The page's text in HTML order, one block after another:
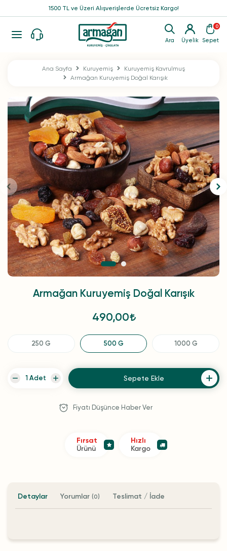
Ara Üyelik
0
Sepet
1500 TL ve Üzeri Alışverişlerde Ücretsiz Kargo!
Ana Sayfa Kuruyemiş
Kuruyemiş Kavrulmuş
Armağan Kuruyemiş Doğal Karışık
Armağan Kuruyemiş Doğal Karışık
490,00
250 G 500 G 1000 G
Sepete Ekle
Fiyatı Düşünce Haber Ver
Fırsat
Ürünü
Hızlı
Kargo
Detaylar Yorumlar (0) Teslimat / İade